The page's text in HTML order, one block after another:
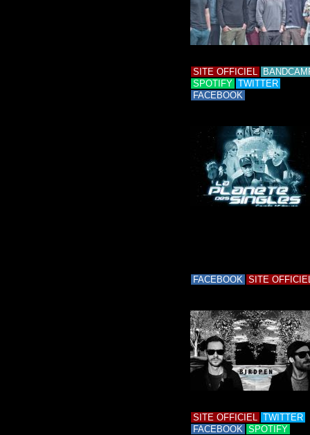
SITE OFFICIEL
SPOTIFY TWITTER
FACEBOOK
FACEBOOK SITE
SITE OFFICIEL TWITTER
FACEBOOK SPOTIFY